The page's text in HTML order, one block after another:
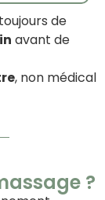
de
avant de
, non médical
?